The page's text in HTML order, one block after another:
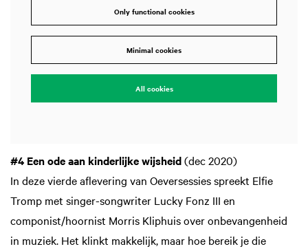
Only functional cookies
Minimal cookies
All cookies
#4 Een ode aan kinderlijke wijsheid(dec 2020)
In deze vierde aflevering van Oeversessies spreekt Elfie
Tromp met singer-songwriter Lucky Fonz III en
componist/hoornist Morris Kliphuis over onbevangenheid
in muziek. Het klinkt makkelijk, maar hoe bereik je die